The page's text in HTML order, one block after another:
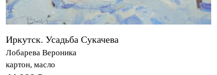
Иркутск. Усадьба Сукачева
Лобарева Вероника
картон, масло